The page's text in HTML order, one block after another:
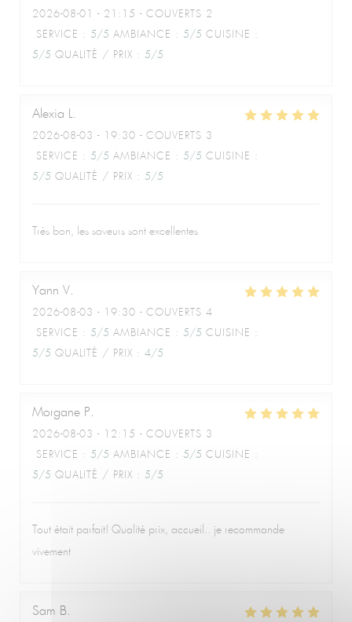
2026-08-01 - 21:15 - COUVERTS 2
SERVICE : 5/5 AMBIANCE : 5/5 CUISINE :
5/5 QUALITÉ / PRIX : 5/5
Alexia L
2026-08-03 - 19:30 - COUVERTS 3
SERVICE : 5/5 AMBIANCE : 5/5 CUISINE :
5/5 QUALITÉ / PRIX : 5/5
Très bon, les saveurs sont excellentes
Yann V
2026-08-03 - 19:30 - COUVERTS 4
SERVICE : 5/5 AMBIANCE : 5/5 CUISINE :
5/5 QUALITÉ / PRIX : 4/5
Morgane P
2026-08-03 - 12:15 - COUVERTS 3
SERVICE : 5/5 AMBIANCE : 5/5 CUISINE :
5/5 QUALITÉ / PRIX : 5/5
Tout était parfait! Qualité prix, accueil.. je recommande
vivement
Sam B
Le Café de la Plage